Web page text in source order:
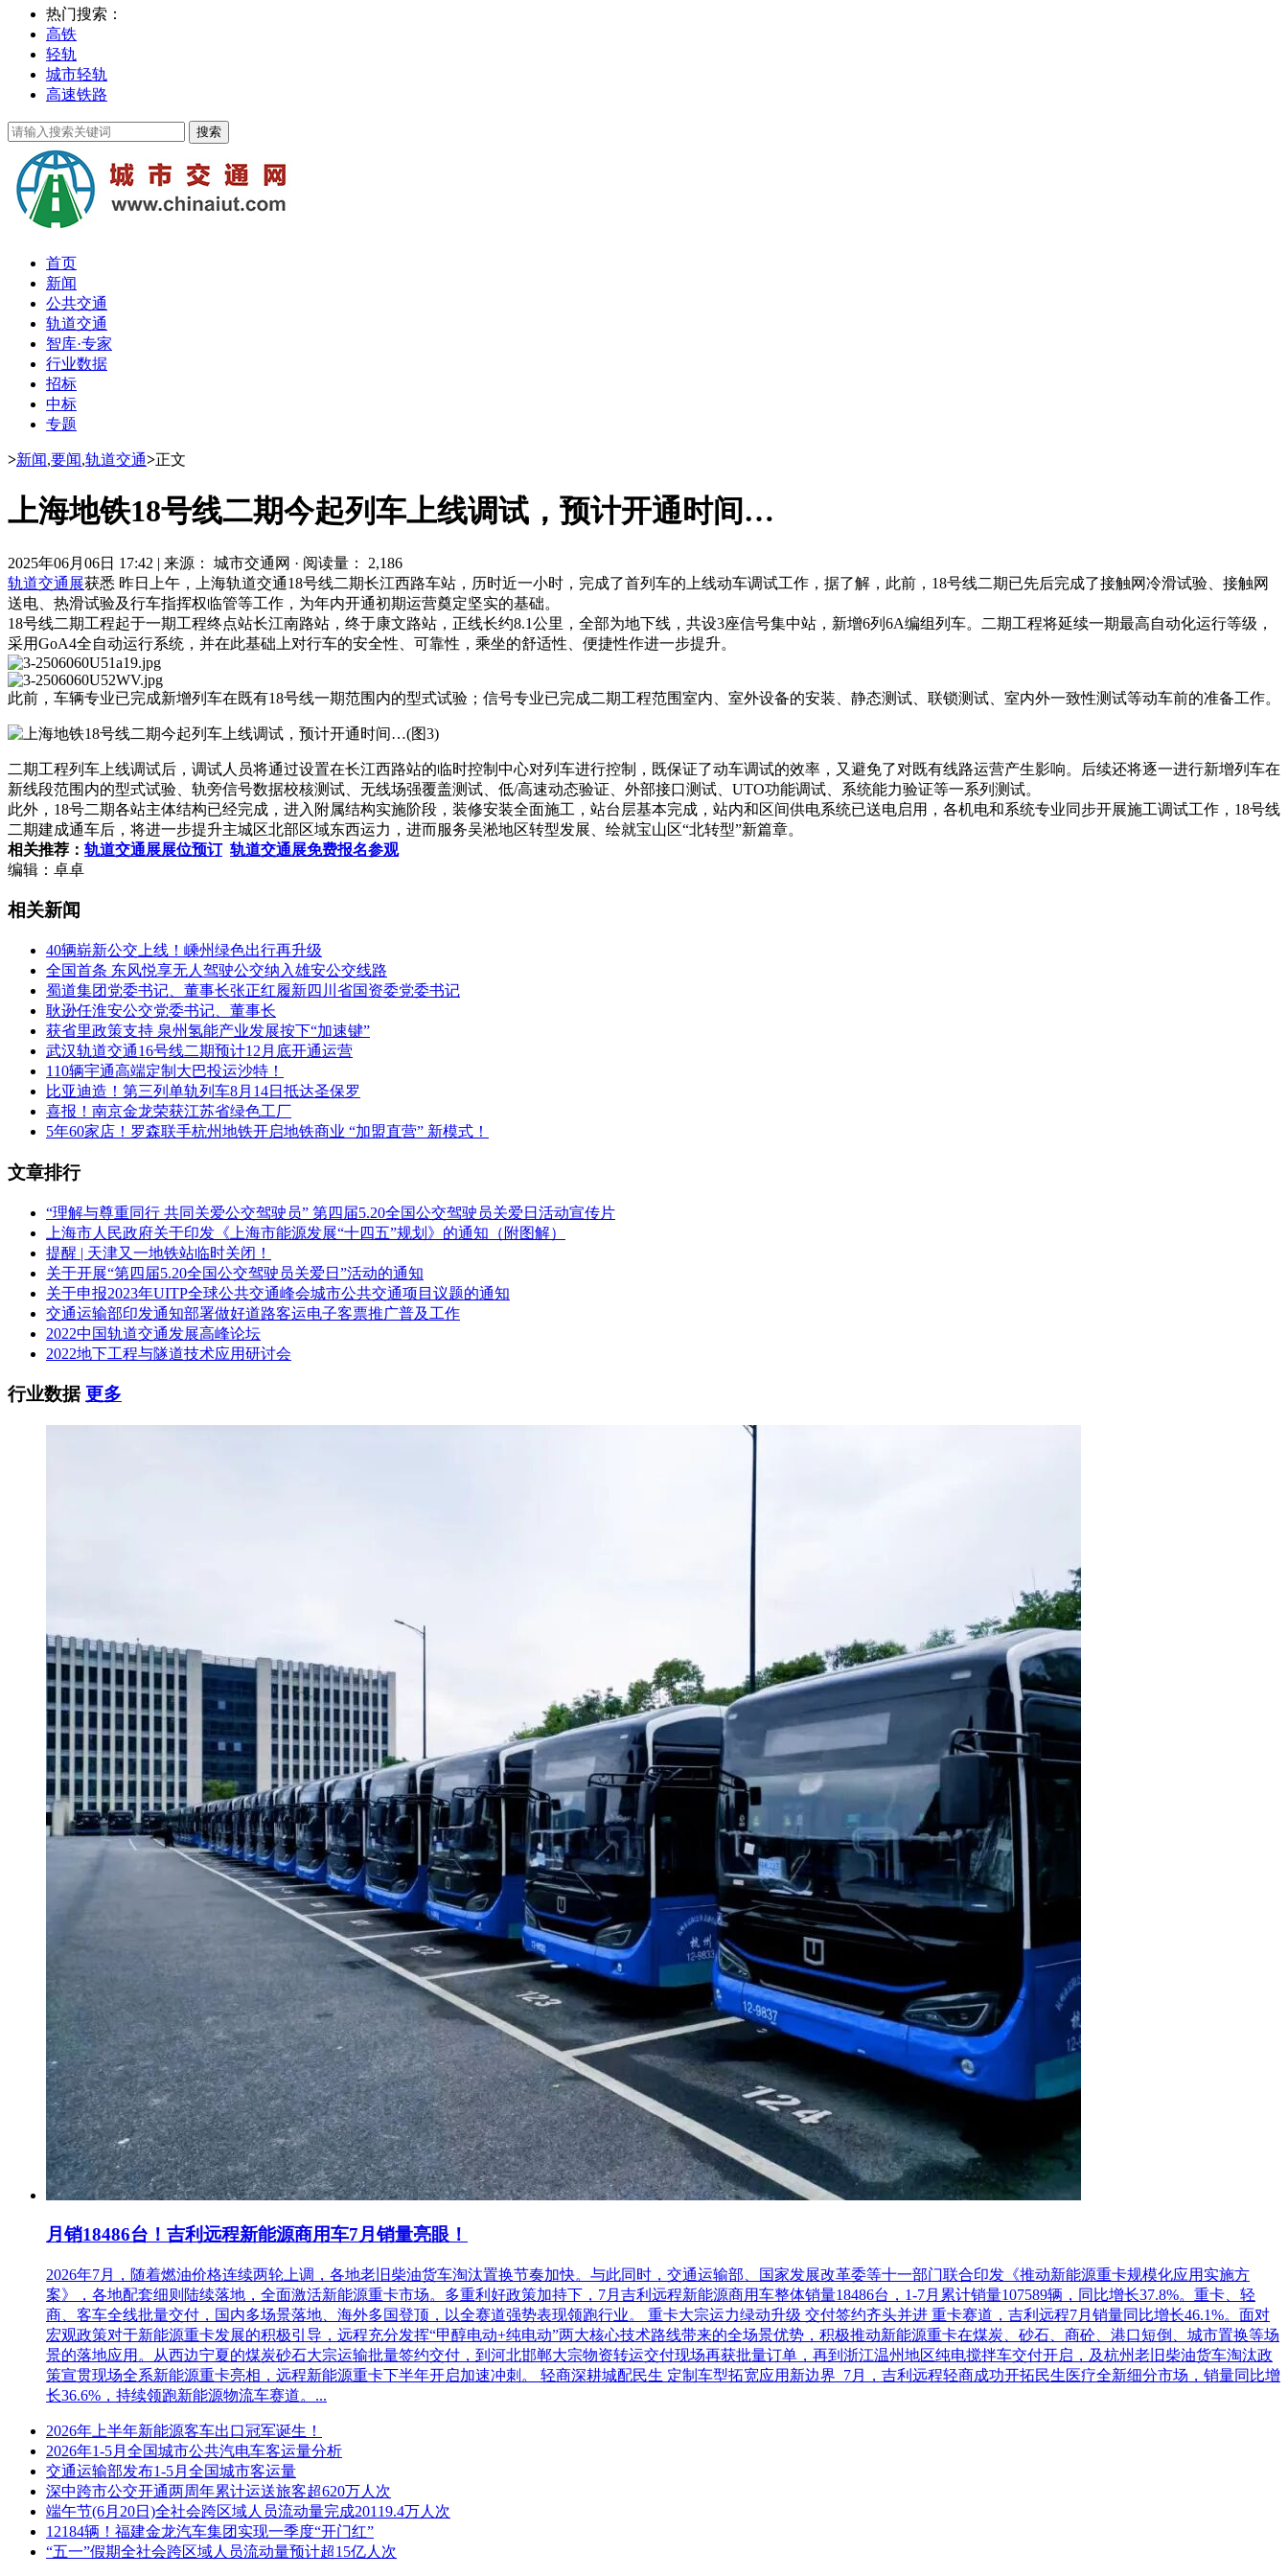
热门搜索：
高铁
轻轨
城市轻轨
高速铁路
首页
新闻
公共交通
轨道交通
智库·专家
行业数据
招标
中标
专题
>新闻,要闻,轨道交通>正文
上海地铁18号线二期今起列车上线调试，预计开通时间…
2025年06月06日 17:42 | 来源： 城市交通网 · 阅读量： 2,186
轨道交通展获悉 昨日上午，上海轨道交通18号线二期长江西路车站，历时近一小时，完成了首列车的上线动车调试工作，据了解，此前，18号线二期已先后完成了接触网冷滑试验、接触网
送电、热滑试验及行车指挥权临管等工作，为年内开通初期运营奠定坚实的基础。
18号线二期工程起于一期工程终点站长江南路站，终于康文路站，正线长约8.1公里，全部为地下线，共设3座信号集中站，新增6列6A编组列车。二期工程将延续一期最高自动化运行等级，
采用GoA4全自动运行系统 ，并在此基础上对行车的安全性、可靠性，乘坐的舒适性、便捷性作进一步提升。
此前，车辆专业已完成新增列车在既有18号线一期范围内的型式试验； 信号专业已完成二期工程范围室内、室外设备的安装、静态测试、联锁测试、室内外一致性测试等动车前的准备工作。
二期工程列车上线调试后，调试人员将通过设置在长江西路站的临时控制中心对列车进行控制，既保证了动车调试的效率，又避免了对既有线路运营产生影响。后续还将逐一进行新增列车在
新线段范围内的型式试验、轨旁信号数据校核测试、无线场强覆盖测试、低/高速动态验证、外部接口测试 、UTO功能调试、系统能力验证等一系列测试。
此外，18号二期各站主体结构已经完成，进入附属结构实施阶段，装修安装全面施工，站台层基本完成，站内和区间供电系统已送电启用，各机电和系统专业同步开展施工调试工作，18号线
二期建成通车后，将进一步提升主城区北部区域东西运力，进而服务吴淞地区转型发展、绘就宝山区“北转型”新篇章。
相关推荐： 轨道交通展展位预订 轨道交通展免费报名参观
编辑：卓卓
相关新闻
40辆崭新公交上线！嵊州绿色出行再升级
全国首条 东风悦享无人驾驶公交纳入雄安公交线路
蜀道集团党委书记、董事长张正红履新四川省国资委党委书记
耿逊任淮安公交党委书记、董事长
获省里政策支持 泉州氢能产业发展按下“加速键”
武汉轨道交通16号线二期预计12月底开通运营
110辆宇通高端定制大巴投运沙特！
比亚迪造！第三列单轨列车8月14日抵达圣保罗
喜报！南京金龙荣获江苏省绿色工厂
5年60家店！罗森联手杭州地铁开启地铁商业 “加盟直营” 新模式！
文章排行
“理解与尊重同行 共同关爱公交驾驶员” 第四届5.20全国公交驾驶员关爱日活动宣传片
上海市人民政府关于印发《上海市能源发展“十四五”规划》的通知（附图解）
提醒 | 天津又一地铁站临时关闭！
关于开展“第四届5.20全国公交驾驶员关爱日”活动的通知
关于申报2023年UITP全球公共交通峰会城市公共交通项目议题的通知
交通运输部印发通知部署做好道路客运电子客票推广普及工作
2022中国轨道交通发展高峰论坛
2022地下工程与隧道技术应用研讨会
行业数据更多
月销18486台！吉利远程新能源商用车7月销量亮眼！
2026年7月，随着燃油价格连续两轮上调，各地老旧柴油货车淘汰置换节奏加快。与此同时，交通运输部、国家发展改革委等十一部门联合印发《推动新能源重卡规模化应用实施方
案》，各地配套细则陆续落地，全面激活新能源重卡市场。多重利好政策加持下，7月吉利远程新能源商用车整体销量18486台，1-7月累计销量107589辆，同比增长37.8%。重卡、轻
商、客车全线批量交付，国内多场景落地、海外多国登顶，以全赛道强势表现领跑行业。 重卡大宗运力绿动升级 交付签约齐头并进 重卡赛道，吉利远程7月销量同比增长46.1%。面对
宏观政策对于新能源重卡发展的积极引导，远程充分发挥“甲醇电动+纯电动”两大核心技术路线带来的全场景优势，积极推动新能源重卡在煤炭、砂石、商砼、港口短倒、城市置换等场
景的落地应用。从西边宁夏的煤炭砂石大宗运输批量签约交付，到河北邯郸大宗物资转运交付现场再获批量订单，再到浙江温州地区纯电搅拌车交付开启，及杭州老旧柴油货车淘汰政
策宣贯现场全系新能源重卡亮相，远程新能源重卡下半年开启加速冲刺。 轻商深耕城配民生 定制车型拓宽应用新边界 7月，吉利远程轻商成功开拓民生医疗全新细分市场，销量同比增
长36.6%，持续领跑新能源物流车赛道。...
2026年上半年新能源客车出口冠军诞生！
2026年1-5月全国城市公共汽电车客运量分析
交通运输部发布1-5月全国城市客运量
深中跨市公交开通两周年累计运送旅客超620万人次
端午节(6月20日)全社会跨区域人员流动量完成20119.4万人次
12184辆！福建金龙汽车集团实现一季度“开门红”
“五一”假期全社会跨区域人员流动量预计超15亿人次